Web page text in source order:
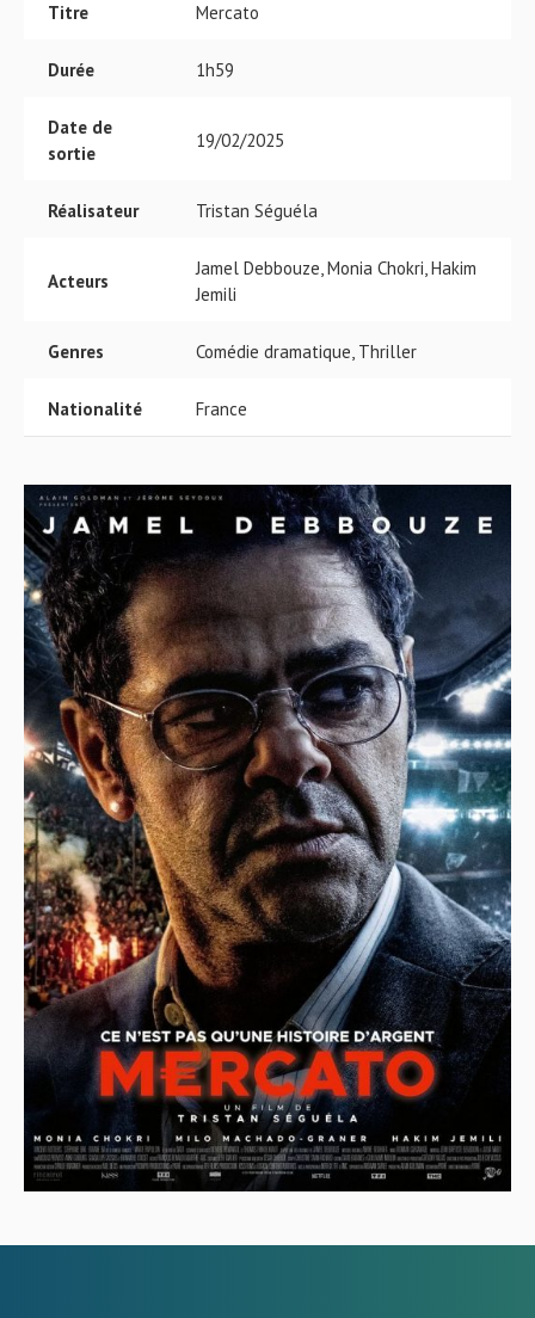
Titre Mercato
Durée 1h59
Date de
sortie
19/02/2025
Réalisateur Tristan Séguéla
Acteurs
Jamel Debbouze, Monia Chokri, Hakim
Jemili
Genres Comédie dramatique, Thriller
Nationalité France